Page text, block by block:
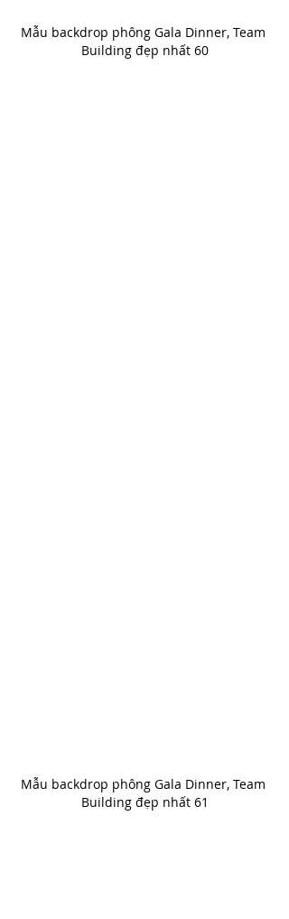
Mẫu backdrop phông Gala Dinner, Team
Building đẹp nhất 60
Mẫu backdrop phông Gala Dinner, Team
Building đẹp nhất 61